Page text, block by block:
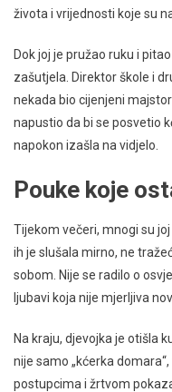
života i vrijednosti koje su
Dok joj je pružao ruku i
zašutjela. Direktor škole i
nekada bio cijenjeni
napustio da bi se posvetio
napokon izašla na vidjelo.
Pouke koje
Tijekom večeri, mnogi su
ih je slušala mirno, ne
sobom. Nije se radilo o
ljubavi koja nije mjerljiva
Na kraju, djevojka je otišla
nije samo „kćerka
postupcima i žrtvom